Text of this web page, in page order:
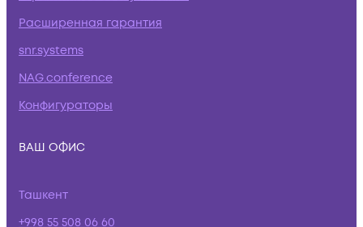
Расширенная гарантия
snr.systems
NAG.conference
Конфигураторы
ВАШ ОФИС
Ташкент
+998 55 508 06 60